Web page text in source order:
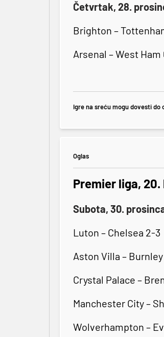
Četvrtak, 28.
Brighton –
Arsenal – West Ham
Igre na sreću mogu dovesti do
Oglas
Premier liga, 20.
Subota, 30.
Luton – Chelsea 2-3
Aston Villa –
Crystal Palace –
Manchester City –
Wolverhampton –